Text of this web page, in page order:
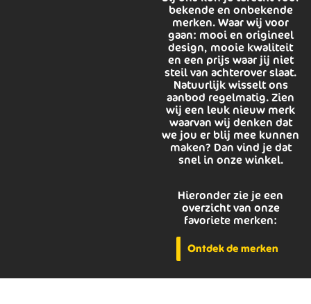
bekende en onbekende
merken. Waar wij voor
gaan: mooi en origineel
design, mooie kwaliteit
en een prijs waar jij niet
steil van achterover slaat.
Natuurlijk wisselt ons
aanbod regelmatig. Zien
wij een leuk nieuw merk
waarvan wij denken dat
we jou er blij mee kunnen
maken? Dan vind je dat
snel in onze winkel.
Hieronder zie je een
overzicht van onze
favoriete merken:
Ontdek de merken